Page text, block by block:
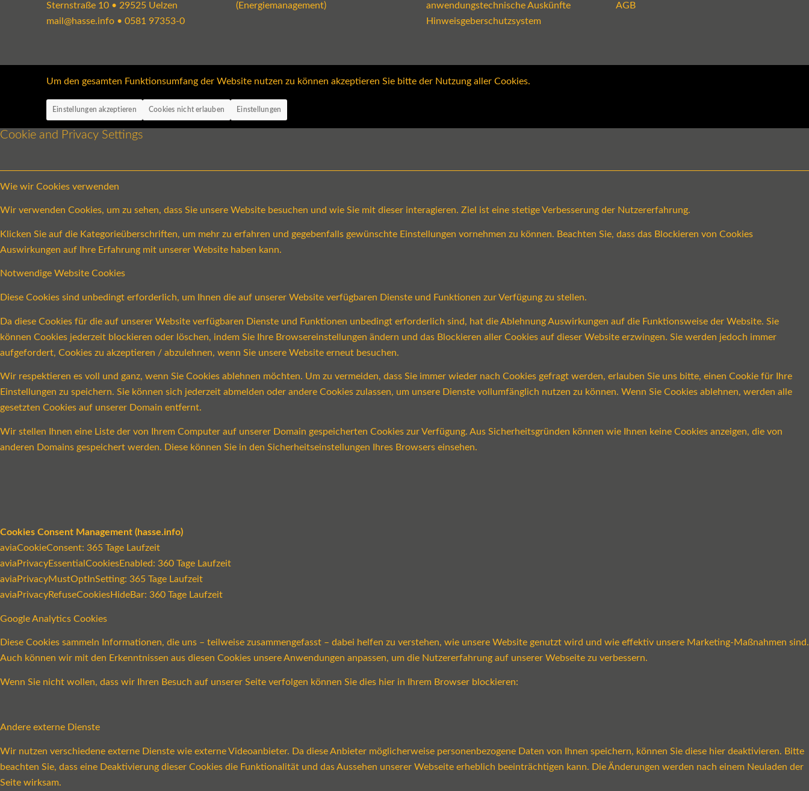
Sternstraße 10 • 29525 Uelzen
mail@hasse.info• 0581 97353-0
(Energiemanagement)
anwendungstechnische Auskünfte
Hinweisgeberschutzsystem
AGB
Um den gesamten Funktionsumfang der Website nutzen zu können akzeptieren Sie bitte der Nutzung aller Cookies.
Einstellungen akzeptieren Cookies nicht erlauben Einstellungen
Cookie and Privacy Settings
Wie wir Cookies verwenden
Wir verwenden Cookies, um zu sehen, dass Sie unsere Website besuchen und wie Sie mit dieser interagieren. Ziel ist eine stetige Verbesserung der Nutzererfahrung.
Klicken Sie auf die Kategorieüberschriften, um mehr zu erfahren und gegebenfalls gewünschte Einstellungen vornehmen zu können. Beachten Sie, dass das Blockieren von Cookies
Auswirkungen auf Ihre Erfahrung mit unserer Website haben kann.
Notwendige Website Cookies
Diese Cookies sind unbedingt erforderlich, um Ihnen die auf unserer Website verfügbaren Dienste und Funktionen zur Verfügung zu stellen.
Da diese Cookies für die auf unserer Website verfügbaren Dienste und Funktionen unbedingt erforderlich sind, hat die Ablehnung Auswirkungen auf die Funktionsweise der Website. Sie
können Cookies jederzeit blockieren oder löschen, indem Sie Ihre Browsereinstellungen ändern und das Blockieren aller Cookies auf dieser Website erzwingen. Sie werden jedoch immer
aufgefordert, Cookies zu akzeptieren / abzulehnen, wenn Sie unsere Website erneut besuchen.
Wir respektieren es voll und ganz, wenn Sie Cookies ablehnen möchten. Um zu vermeiden, dass Sie immer wieder nach Cookies gefragt werden, erlauben Sie uns bitte, einen Cookie für Ihre
Einstellungen zu speichern. Sie können sich jederzeit abmelden oder andere Cookies zulassen, um unsere Dienste vollumfänglich nutzen zu können. Wenn Sie Cookies ablehnen, werden alle
gesetzten Cookies auf unserer Domain entfernt.
Wir stellen Ihnen eine Liste der von Ihrem Computer auf unserer Domain gespeicherten Cookies zur Verfügung. Aus Sicherheitsgründen können wie Ihnen keine Cookies anzeigen, die von
anderen Domains gespeichert werden. Diese können Sie in den Sicherheitseinstellungen Ihres Browsers einsehen.
Cookies Consent Management (hasse.info)
aviaCookieConsent: 365 Tage Laufzeit
aviaPrivacyEssentialCookiesEnabled: 360 Tage Laufzeit
aviaPrivacyMustOptInSetting: 365 Tage Laufzeit
aviaPrivacyRefuseCookiesHideBar: 360 Tage Laufzeit
Google Analytics Cookies
Diese Cookies sammeln Informationen, die uns – teilweise zusammengefasst – dabei helfen zu verstehen, wie unsere Website genutzt wird und wie effektiv unsere Marketing-Maßnahmen sind.
Auch können wir mit den Erkenntnissen aus diesen Cookies unsere Anwendungen anpassen, um die Nutzererfahrung auf unserer Webseite zu verbessern.
Wenn Sie nicht wollen, dass wir Ihren Besuch auf unserer Seite verfolgen können Sie dies hier in Ihrem Browser blockieren:
Andere externe Dienste
Wir nutzen verschiedene externe Dienste wie externe Videoanbieter. Da diese Anbieter möglicherweise personenbezogene Daten von Ihnen speichern, können Sie diese hier deaktivieren. Bitte
beachten Sie, dass eine Deaktivierung dieser Cookies die Funktionalität und das Aussehen unserer Webseite erheblich beeinträchtigen kann. Die Änderungen werden nach einem Neuladen der
Seite wirksam.